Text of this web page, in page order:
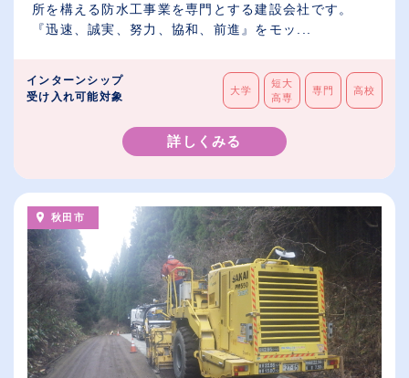
所を構える防水工事業を専門とする建設会社です。
『迅速、誠実、努力、協和、前進』をモッ...
インターンシップ
受け入れ可能対象
大学
短大
高専
専門 高校
詳しくみる
秋田市